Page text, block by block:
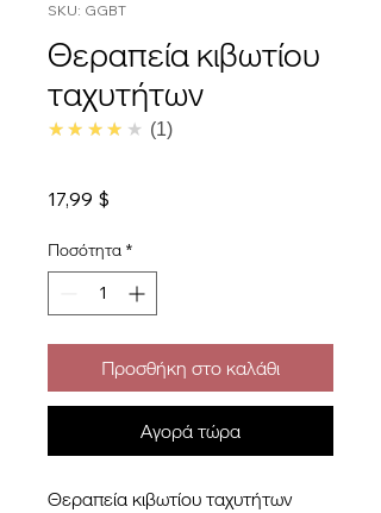
SKU: GGBT
Θεραπεία κιβωτίου
ταχυτήτων
★★★★★ 4.0
1
17,99 $
Ποσότητα *
Προσθήκη στο καλάθι
Αγορά τώρα
Θεραπεία κιβωτίου ταχυτήτων